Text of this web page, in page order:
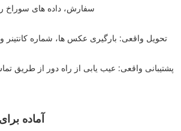
سفارش، داده های سوراخ
تحویل واقعی: بارگیری عکس ها، شماره کانتینر
آماده